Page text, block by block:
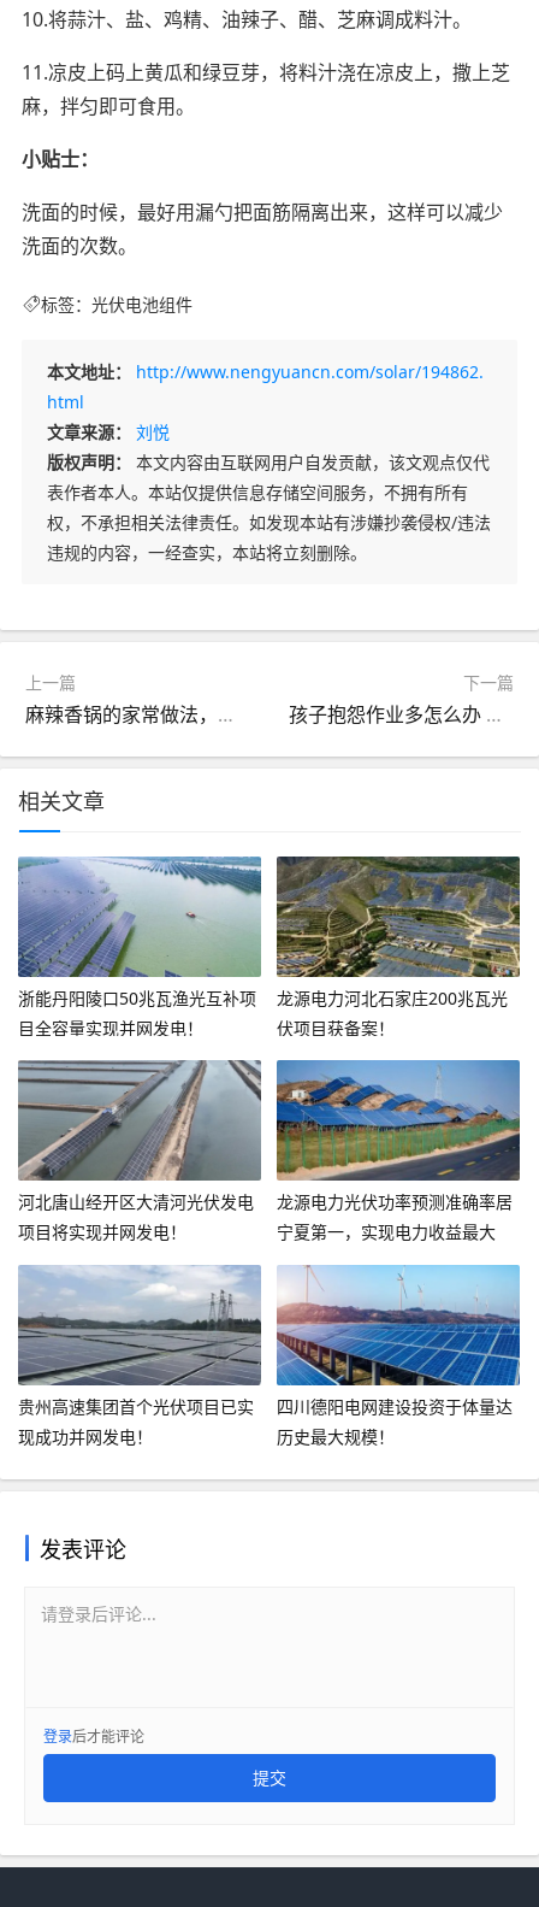
10.将蒜汁、盐、鸡精、油辣子、醋、芝麻调成料汁。
11.凉皮上码上黄瓜和绿豆芽，将料汁浇在凉皮上，撒上芝
麻，拌匀即可食用。
小贴士：
洗面的时候，最好用漏勺把面筋隔离出来，这样可以减少
洗面的次数。
标签： 光伏电池组件
本文地址：
http://www.nengyuancn.com/solar/194862.
html
文章来源：
刘悦
版权声明：
本文内容由互联网用户自发贡献，该文观点仅代
表作者本人。本站仅提供信息存储空间服务，不拥有所有
权，不承担相关法律责任。如发现本站有涉嫌抄袭侵权/违法
违规的内容，一经查实，本站将立刻删除。
上一篇
麻辣香锅的家常做法，麻辣香锅这么做才好吃？
下一篇
孩子抱怨作业多怎么办 孩子抱怨作业太多怎么办
相关文章
浙能丹阳陵口50兆瓦渔光互补项
目全容量实现并网发电！
龙源电力河北石家庄200兆瓦光
伏项目获备案！
河北唐山经开区大清河光伏发电
项目将实现并网发电！
龙源电力光伏功率预测准确率居
宁夏第一，实现电力收益最大
化！
贵州高速集团首个光伏项目已实
现成功并网发电！
四川德阳电网建设投资于体量达
历史最大规模！
发表评论
请登录后评论...
登录后才能评论
提交